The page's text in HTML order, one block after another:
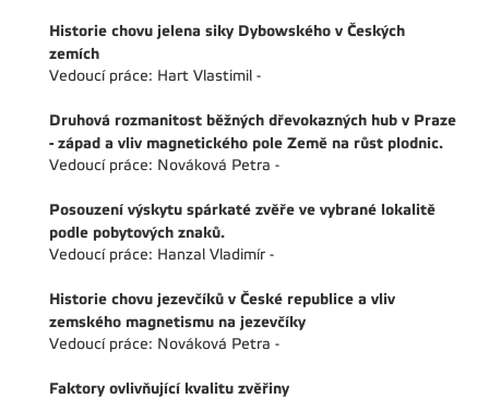
Historie chovu jelena siky Dybowského v Českých
zemích
Vedoucí práce: Hart Vlastimil -
Druhová rozmanitost běžných dřevokazných hub v Praze
- západ a vliv magnetického pole Země na růst plodnic.
Vedoucí práce: Nováková Petra -
Posouzení výskytu spárkaté zvěře ve vybrané lokalitě
podle pobytových znaků.
Vedoucí práce: Hanzal Vladimír -
Historie chovu jezevčíků v České republice a vliv
zemského magnetismu na jezevčíky
Vedoucí práce: Nováková Petra -
Faktory ovlivňující kvalitu zvěřiny